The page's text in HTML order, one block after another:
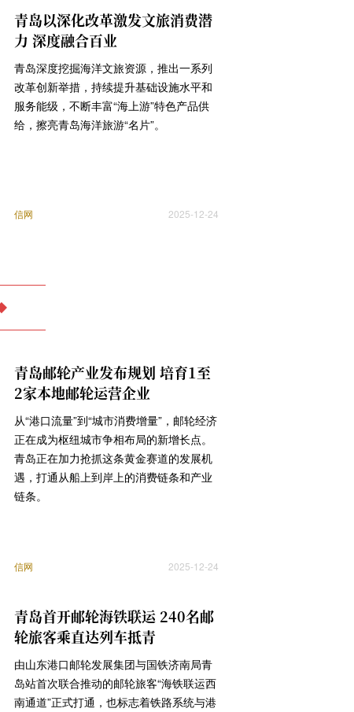
青岛以深化改革激发文旅消费潜
力 深度融合百业
青岛深度挖掘海洋文旅资源，推出一系列
改革创新举措，持续提升基础设施水平和
服务能级，不断丰富“海上游”特色产品供
给，擦亮青岛海洋旅游“名片”。
信网 2025-12-24
青岛邮轮产业发布规划 培育1至
2家本地邮轮运营企业
从“港口流量”到“城市消费增量”，邮轮经济
正在成为枢纽城市争相布局的新增长点。
青岛正在加力抢抓这条黄金赛道的发展机
遇，打通从船上到岸上的消费链条和产业
链条。
信网 2025-12-24
青岛首开邮轮海铁联运 240名邮
轮旅客乘直达列车抵青
由山东港口邮轮发展集团与国铁济南局青
岛站首次联合推动的邮轮旅客“海铁联运西
南通道”正式打通，也标志着铁路系统与港